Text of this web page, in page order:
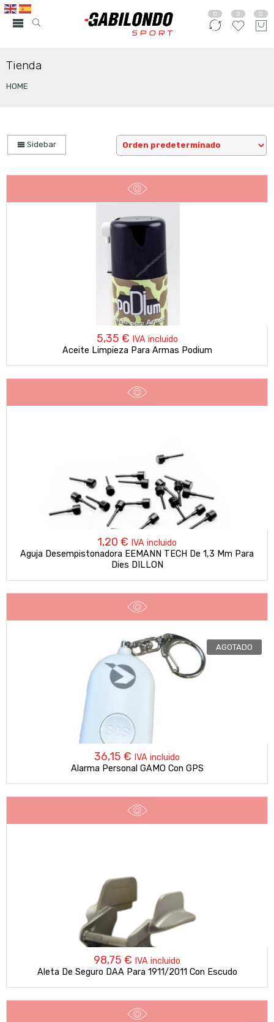
0 0 0
Tienda
HOME
Sidebar
5,35 € IVA incluido
Aceite Limpieza Para Armas Podium
1,20 € IVA incluido
Aguja Desempistonadora EEMANN TECH De 1,3 Mm Para
Dies DILLON
AGOTADO
36,15 € IVA incluido
Alarma Personal GAMO Con GPS
98,75 € IVA incluido
Aleta De Seguro DAA Para 1911/2011 Con Escudo